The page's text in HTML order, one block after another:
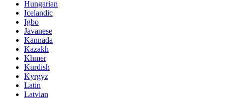
Hungarian
Icelandic
Igbo
Javanese
Kannada
Kazakh
Khmer
Kurdish
Kyrgyz
Latin
Latvian